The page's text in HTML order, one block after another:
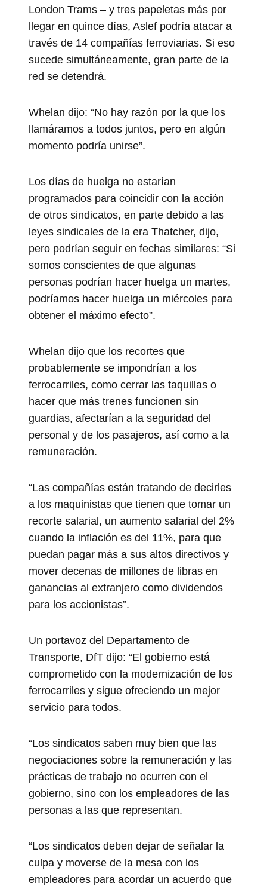
London Trams – y tres papeletas más por
llegar en quince días, Aslef podría atacar a
través de 14 compañías ferroviarias. Si eso
sucede simultáneamente, gran parte de la
red se detendrá.
Whelan dijo: “No hay razón por la que los
llamáramos a todos juntos, pero en algún
momento podría unirse”.
Los días de huelga no estarían
programados para coincidir con la acción
de otros sindicatos, en parte debido a las
leyes sindicales de la era Thatcher, dijo,
pero podrían seguir en fechas similares: “Si
somos conscientes de que algunas
personas podrían hacer huelga un martes,
podríamos hacer huelga un miércoles para
obtener el máximo efecto”.
Whelan dijo que los recortes que
probablemente se impondrían a los
ferrocarriles, como cerrar las taquillas o
hacer que más trenes funcionen sin
guardias, afectarían a la seguridad del
personal y de los pasajeros, así como a la
remuneración.
“Las compañías están tratando de decirles
a los maquinistas que tienen que tomar un
recorte salarial, un aumento salarial del 2%
cuando la inflación es del 11%, para que
puedan pagar más a sus altos directivos y
mover decenas de millones de libras en
ganancias al extranjero como dividendos
para los accionistas”.
Un portavoz del Departamento de
Transporte, DfT dijo: “El gobierno está
comprometido con la modernización de los
ferrocarriles y sigue ofreciendo un mejor
servicio para todos.
“Los sindicatos saben muy bien que las
negociaciones sobre la remuneración y las
prácticas de trabajo no ocurren con el
gobierno, sino con los empleadores de las
personas a las que representan.
“Los sindicatos deben dejar de señalar la
culpa y moverse de la mesa con los
empleadores para acordar un acuerdo que